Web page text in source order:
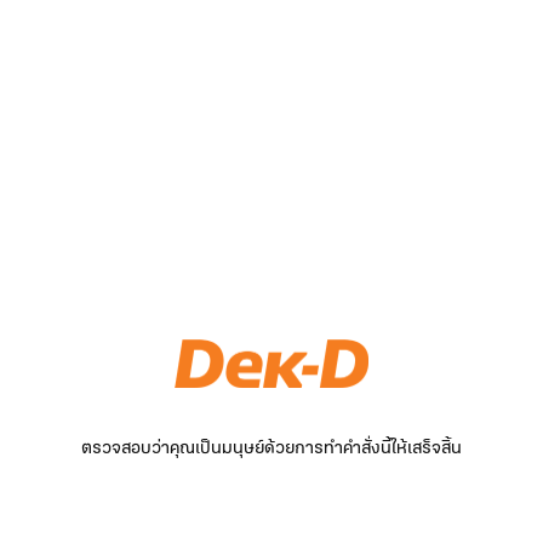
ตรวจสอบว่าคุณเป็นมนุษย์ด้วยการทำคำสั่งนี้ให้เสร็จสิ้น